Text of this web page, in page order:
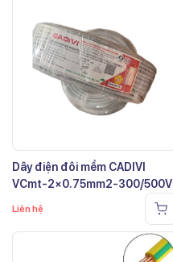
Dây điện đôi mềm CADIVI
VCmt-2×0.75mm2-300/500V
Liên hệ